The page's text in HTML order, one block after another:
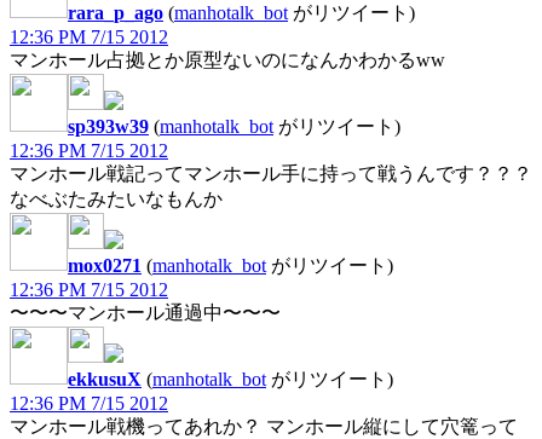
rara_p_ago (manhotalk_bot がリツイート)
12:36 PM 7/15 2012
マンホール占拠とか原型ないのになんかわかるww
sp393w39 (manhotalk_bot がリツイート)
12:36 PM 7/15 2012
マンホール戦記ってマンホール手に持って戦うんです？？？
なべぶたみたいなもんか
mox0271 (manhotalk_bot がリツイート)
12:36 PM 7/15 2012
〜〜〜マンホール通過中〜〜〜
ekkusuX (manhotalk_bot がリツイート)
12:36 PM 7/15 2012
マンホール戦機ってあれか？ マンホール縦にして穴篭って